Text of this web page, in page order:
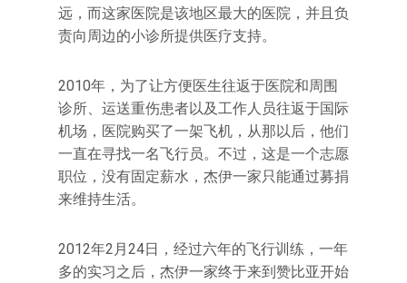
远，而这家医院是该地区最大的医院，并且负
责向周边的小诊所提供医疗支持。
2010年，为了让方便医生往返于医院和周围
诊所、运送重伤患者以及工作人员往返于国际
机场，医院购买了一架飞机，从那以后，他们
一直在寻找一名飞行员。不过，这是一个志愿
职位，没有固定薪水，杰伊一家只能通过募捐
来维持生活。
2012年2月24日，经过六年的飞行训练，一年
多的实习之后，杰伊一家终于来到赞比亚开始